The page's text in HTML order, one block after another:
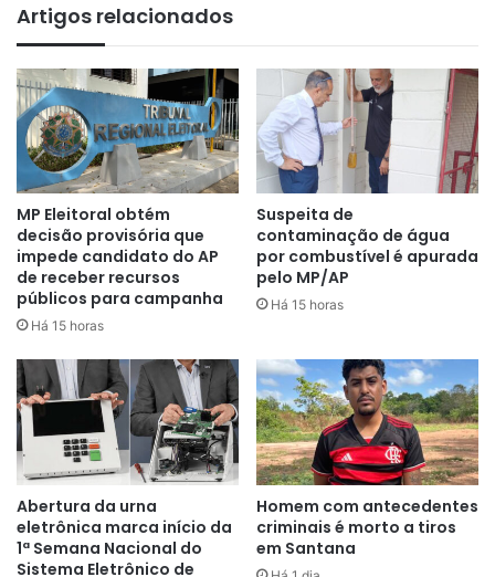
suspeitar de Ualefe a partir do momento em que ele
declarou ter visto um carro, de cor preto, rondando a
região no momento do desaparecimento.
Ao checar imagens de câmeras de seguranças naquela
possível horário, nenhum automóvel com as
características repassadas foi identificado. Ao pressionar o
suspeito os policiais obtiveram a confissão.
Artigos relacionados
MP Eleitoral obtém
decisão provisória que
impede candidato do AP
de receber recursos
públicos para campanha
Há 15 horas
Suspeita de
contaminação de água
por combustível é apurada
pelo MP/AP
Há 15 horas
Abertura da urna
eletrônica marca início da
1ª Semana Nacional do
Sistema Eletrônico de
Homem com antecedentes
criminais é morto a tiros
em Santana